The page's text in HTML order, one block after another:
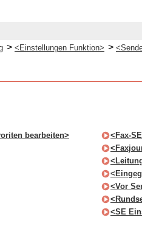
> <Einstellungen Funktion> >
bearbeiten>
<Fax-
<Vor
<SE